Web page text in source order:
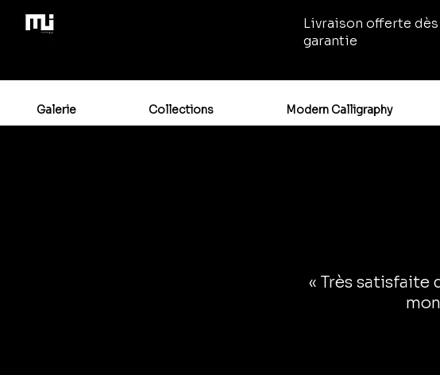
Livraison offerte dès
garantie
Galerie Collections Modern Calligraphy
« Très satisfaite